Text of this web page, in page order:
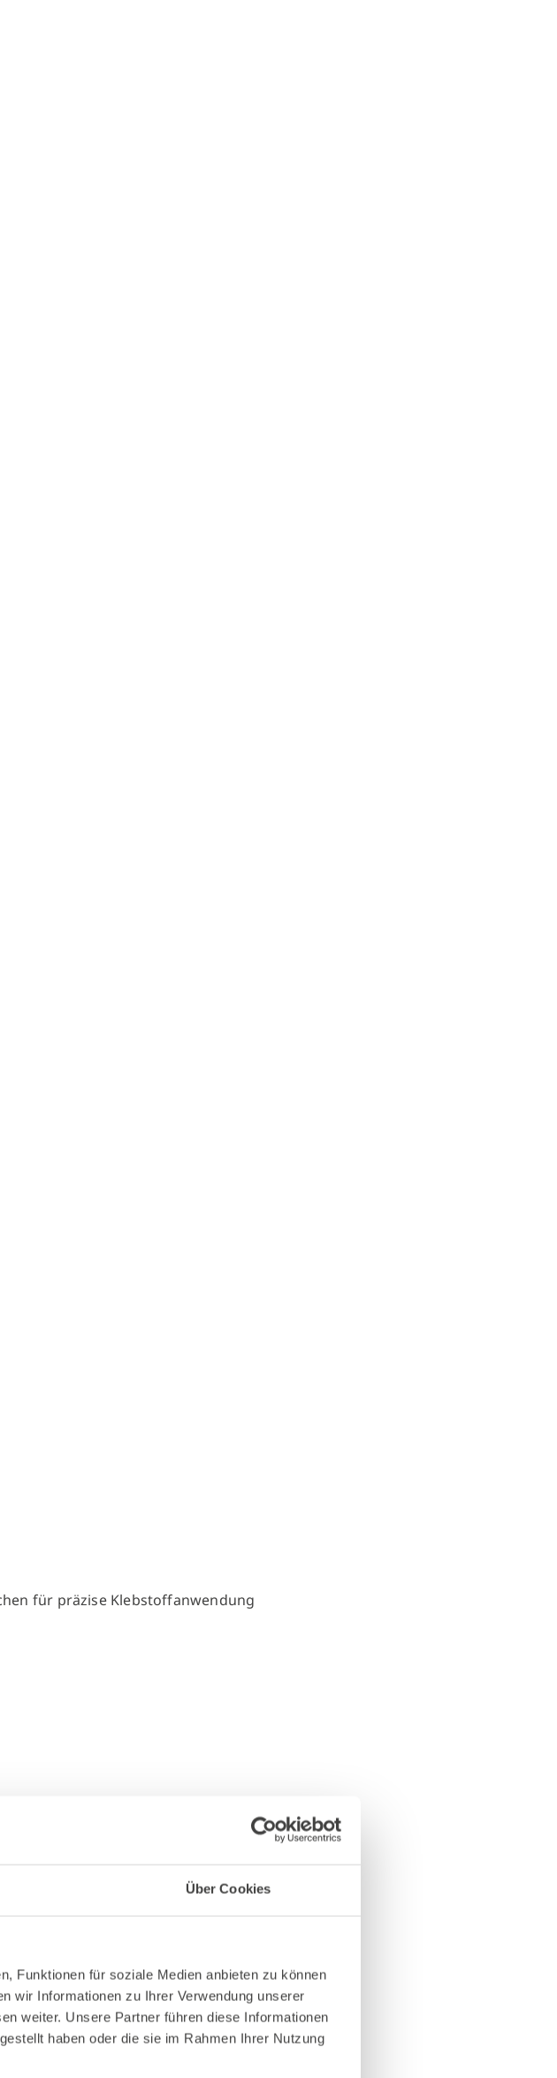
Über Cookies
Funktionen für soziale Medien anbieten zu können
wir Informationen zu Ihrer Verwendung unserer
weiter. Unsere Partner führen diese Informationen
haben oder die sie im Rahmen Ihrer Nutzung